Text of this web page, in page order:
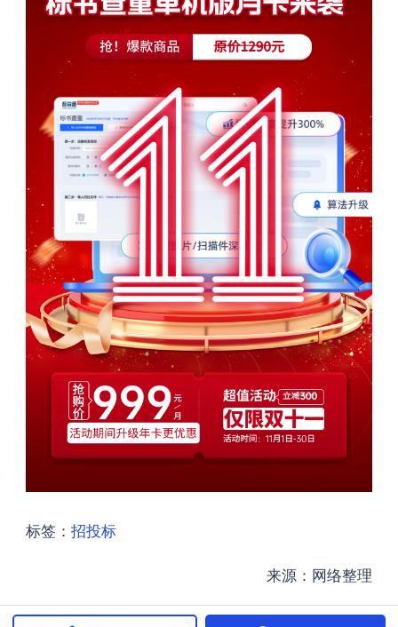
标签： 招投标
来源：网络整理